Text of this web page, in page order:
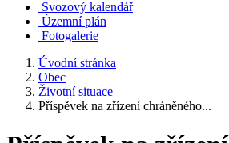
Svozový kalendář
Územní plán
Fotogalerie
Úvodní stránka
Obec
Životní situace
Příspěvek na zřízení chráněného...